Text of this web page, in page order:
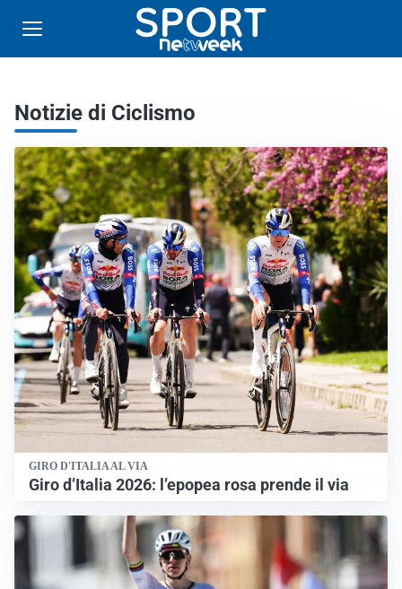
Notizie di Ciclismo
GIRO D'ITALIA AL VIA
Giro d’Italia 2026: l’epopea rosa prende il via